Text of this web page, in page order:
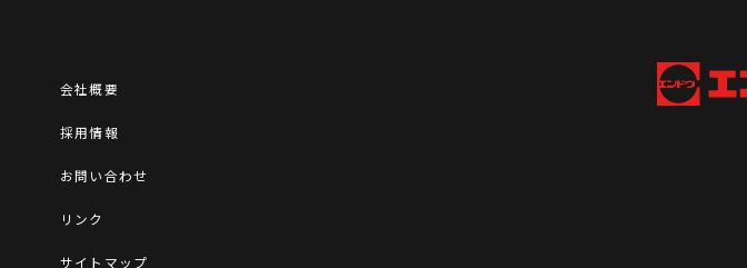
会社概要
採用情報
お問い合わせ
リンク
サイトマップ